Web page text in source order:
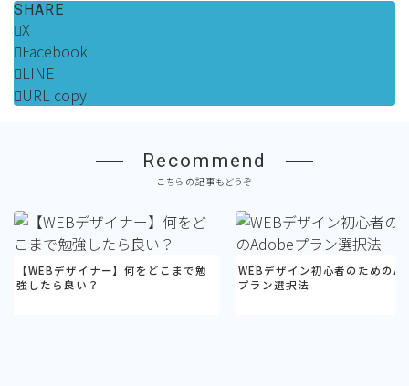
SHARE
X
Facebook
LINE
URL copy
Recommend
こちらの記事もどうぞ
【WEBデザイナー】何をどこまで勉
強したら良い？
WEBデザイン初心者のための
プラン選択法